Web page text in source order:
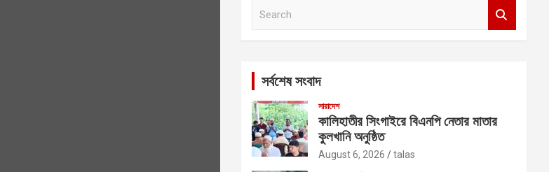
সর্বশেষ সংবাদ
সারাদেশ
কালিহাতীর সিংগাইরে বিএনপি নেতার মাতার
কুলখানি অনুষ্ঠিত
August 6, 2026 talas